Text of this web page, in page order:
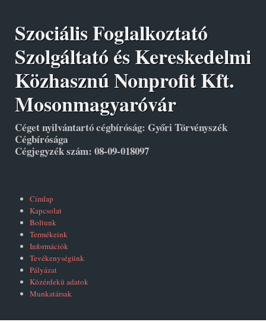
Szociális Foglalkoztató
Szolgáltató és Kereskedelmi
Közhasznú Nonprofit Kft.
Mosonmagyaróvár
Céget nyilvántartó cégbíróság: Győri Törvényszék
Cégbírósága
Cégjegyzék szám: 08-09-018097
Címlap
Kapcsolat
Boltunk
Termékeink
Információk
Tevékenységünk
Pályázat
Közérdekü adatok
Munkatársak